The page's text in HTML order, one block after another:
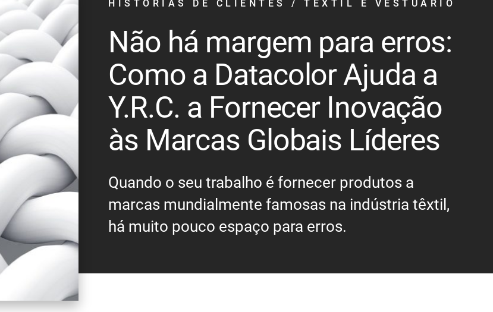
HISTÓRIAS DE CLIENTES / TÊXTIL E VESTUÁRIO
Não há margem para erros:
Como a Datacolor Ajuda a
Y.R.C. a Fornecer Inovação
às Marcas Globais Líderes
Quando o seu trabalho é fornecer produtos a
marcas mundialmente famosas na indústria têxtil,
há muito pouco espaço para erros.